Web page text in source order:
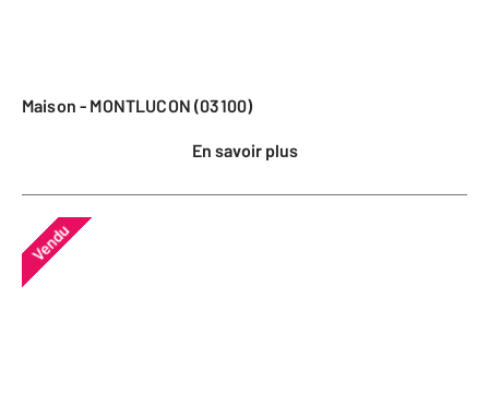
Maison - MONTLUCON (03100)
En savoir plus
Vendu